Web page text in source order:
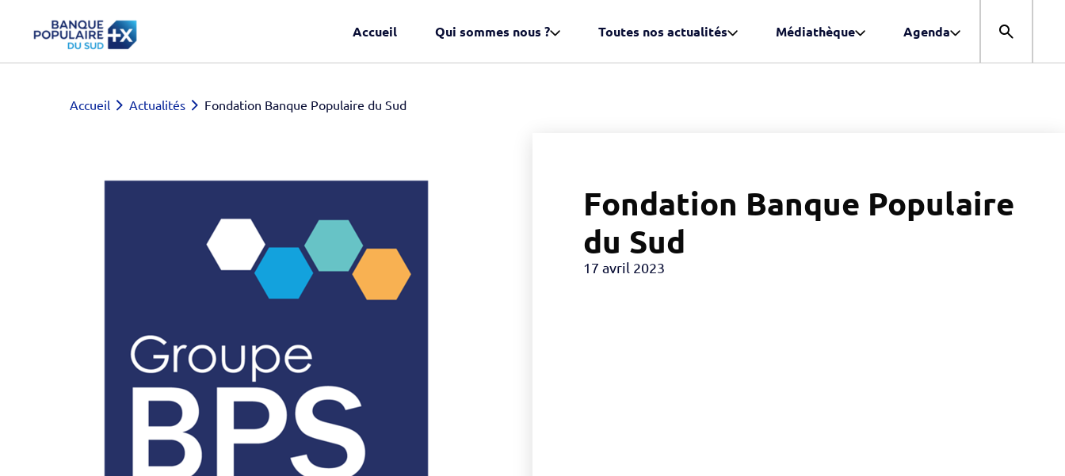
Ouvrir la
Accueil Qui sommes nous ? Toutes nos actualités Médiathèque Agenda
Accueil Actualités Fondation Banque Populaire du Sud
Fondation Banque Populaire
du Sud
17 avril 2023